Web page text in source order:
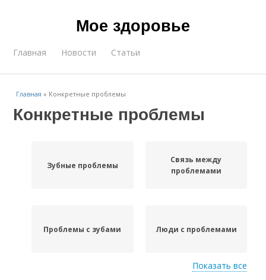
Мое здоровье
Главная Новости Статьи
Главная » Конкретные проблемы
Конкретные проблемы
Зубные проблемы
Связь между
проблемами
Проблемы с зубами Люди с проблемами
Показать все